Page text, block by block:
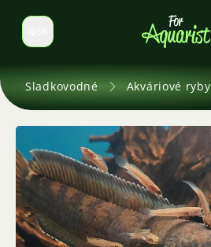
Prepnúť jazyk
Sladkovodné Akváriové ryby